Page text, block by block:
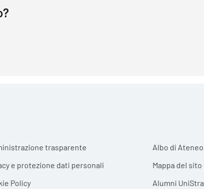
menutrasparente
e protezione dati personali
Policy
Albo di Ateneo
Mappa del sito
Alumni